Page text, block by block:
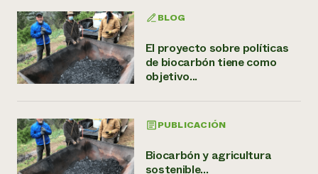
BLOG
El proyecto sobre políticas
de biocarbón tiene como
objetivo...
PUBLICACIÓN
Biocarbón y agricultura
sostenible...